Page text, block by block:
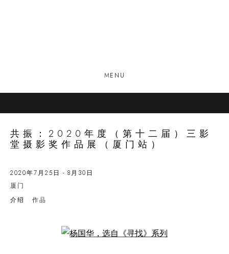
MENU
共振：2020年度（第十二届）三影
堂摄影奖作品展（厦门站）
2020年7月25日 - 8月30日
厦门
介绍
作品
Open a larger version of the following image in a popup: